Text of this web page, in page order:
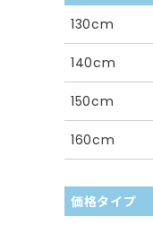
130cm
140cm
150cm
160cm
価格タイプ